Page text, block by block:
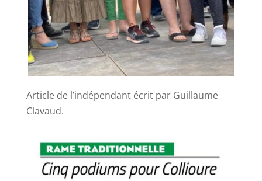
Article de l’indépendant écrit par Guillaume
Clavaud.